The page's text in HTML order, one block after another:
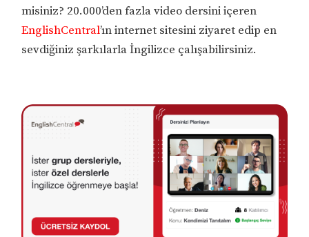
misiniz? 20.000’den fazla video dersini içeren
EnglishCentral’ın internet sitesini ziyaret edip en
sevdiğiniz şarkılarla İngilizce çalışabilirsiniz.